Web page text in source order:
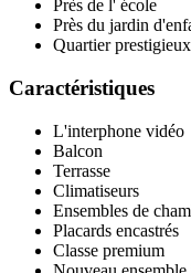
Près de l' école
Près du jardin
Quartier prestigieux
Caractéristiques
L'interphone vidéo
Balcon
Terrasse
Climatiseurs
Ensembles de
Placards encastrés
Classe premium